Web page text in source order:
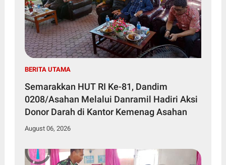
BERITA UTAMA
Semarakkan HUT RI Ke-81, Dandim
0208/Asahan Melalui Danramil Hadiri Aksi
Donor Darah di Kantor Kemenag Asahan
August 06, 2026